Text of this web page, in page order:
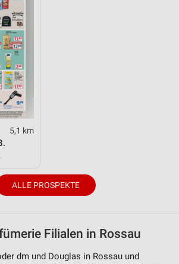
5,1 km
ALLE PROSPEKTE
Filialen in Rossau
dm und Douglas in Rossau und